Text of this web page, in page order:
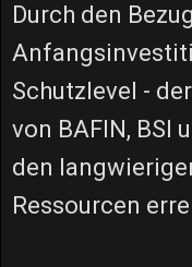
Durch den
Schutzlevel -
von BAFIN, BSI
den
Ressourcen